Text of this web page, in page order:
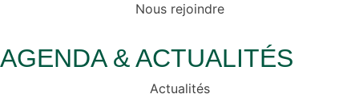
Nous rejoindre
AGENDA & ACTUALITÉS
Actualités